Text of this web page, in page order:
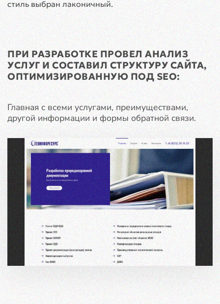
стиль выбран лаконичный.
ПРИ РАЗРАБОТКЕ ПРОВЕЛ АНАЛИЗ
УСЛУГ И СОСТАВИЛ СТРУКТУРУ САЙТА,
ОПТИМИЗИРОВАННУЮ ПОД SEO:
Главная с всеми услугами, преимуществами,
другой информации и формы обратной связи.